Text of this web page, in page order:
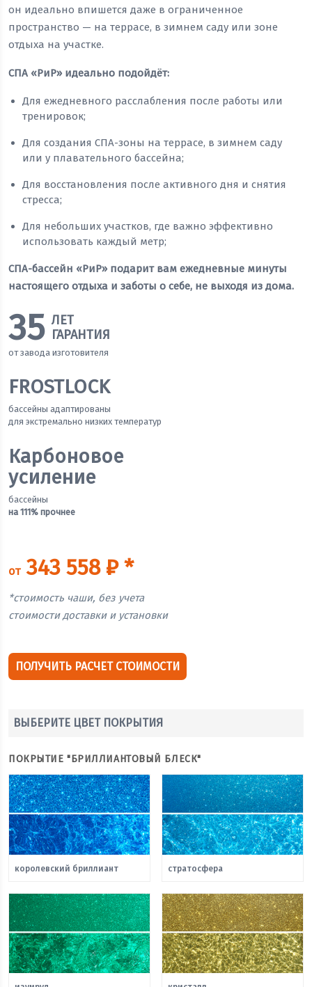
он идеально впишется даже в ограниченное
пространство — на террасе, в зимнем саду или зоне
отдыха на участке.
СПА «РиР» идеально подойдёт:
Для ежедневного расслабления после работы или
тренировок;
Для создания СПА-зоны на террасе, в зимнем саду
или у плавательного бассейна;
Для восстановления после активного дня и снятия
стресса;
Для небольших участков, где важно эффективно
использовать каждый метр;
СПА-бассейн «РиР» подарит вам ежедневные минуты
настоящего отдыха и заботы о себе, не выходя из дома.
35 ЛЕТ
ГАРАНТИЯ
от завода изготовителя
FROSTLOCK
бассейны адаптированы
для экстремально низких температур
Карбоновое
усиление
бассейны
на 111% прочнее
от343 558 ₽ *
*стоимость чаши, без учета
стоимости доставки и установки
ПОЛУЧИТЬ РАСЧЕТ СТОИМОСТИ
ВЫБЕРИТЕ ЦВЕТ ПОКРЫТИЯ
ПОКРЫТИЕ "БРИЛЛИАНТОВЫЙ БЛЕСК"
королевский бриллиант стратосфера